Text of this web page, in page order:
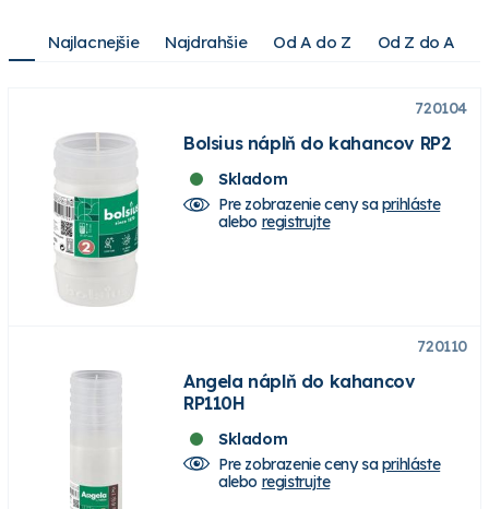
Najlacnejšie Najdrahšie Od A do Z Od Z do A
720104
Bolsius náplň do kahancov RP2
Skladom
Pre zobrazenie ceny saprihláste
alebo registrujte
720110
Angela náplň do kahancov
RP110H
Skladom
Pre zobrazenie ceny saprihláste
alebo registrujte